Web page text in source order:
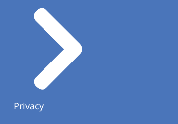
Privacy